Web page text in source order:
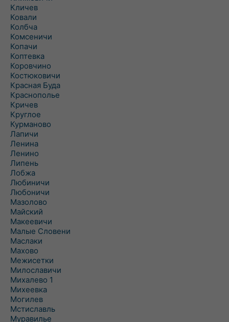
Кличев
Ковали
Колбча
Комсеничи
Копачи
Коптевка
Коровчино
Костюковичи
Красная Буда
Краснополье
Кричев
Круглое
Курманово
Лапичи
Ленина
Ленино
Липень
Лобжа
Любиничи
Любоничи
Мазолово
Майский
Макеевичи
Малые Словени
Маслаки
Махово
Межисетки
Милославичи
Михалево 1
Михеевка
Могилев
Мстиславль
Муравилье